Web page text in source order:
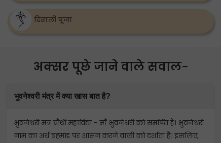
दिवाली पूजा
अक्सर पूछे जाने वाले सवाल-
भुवनेश्वरी मंत्र में क्या खास बात है?
भुवनेश्वरी मंत्र चौथी महाविद्या - माँ भुवनेश्वरी को समर्पित हैं। भुवनेश्वरी
नाम का अर्थ ब्रह्मांड पर शासन करने वाली को दर्शाता है। इसलिए,